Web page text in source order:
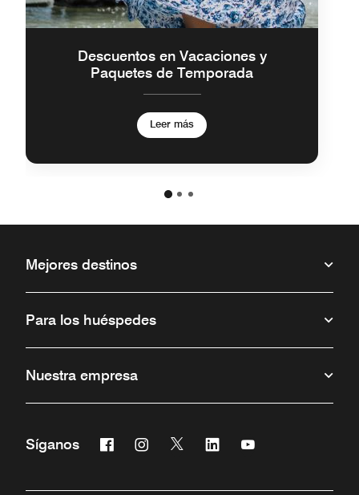
Descuentos en Vacaciones y
Paquetes de Temporada
Leer más
Mejores destinos
Para los huéspedes
Nuestra empresa
Síganos Facebook
Abre una ventana nueva
Instagram
Abre una ventana nueva
Twitter
Abre una ventana nueva
Linkedin
Abre una ventana nueva
Abre una ventana